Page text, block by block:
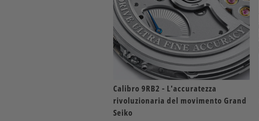
Calibro 9RB2 - L'accuratezza
rivoluzionaria del movimento Grand
Seiko